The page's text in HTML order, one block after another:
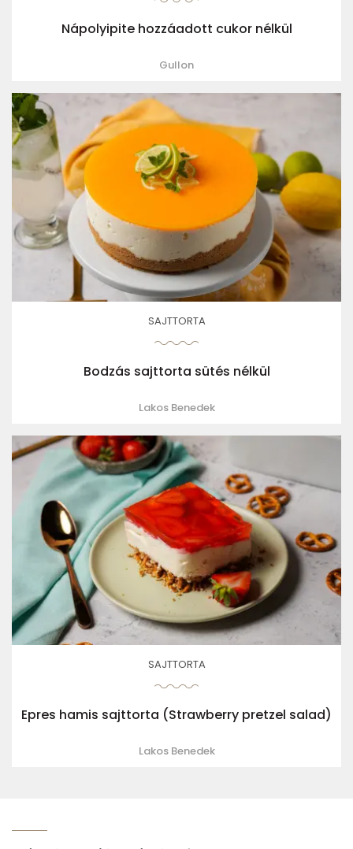
Nápolyipite hozzáadott cukor nélkül
Gullon
SAJTTORTA
Bodzás sajttorta sütés nélkül
Lakos Benedek
SAJTTORTA
Epres hamis sajttorta (Strawberry pretzel salad)
Lakos Benedek